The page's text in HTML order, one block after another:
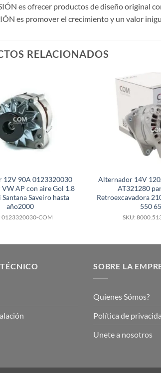
es ofrecer productos de diseño original
es promover el crecimiento y un valor
RELACIONADOS
12V 90A 0123320030
AP con aire Gol 1.8
Saveiro hasta
año2000
0123320030-COM
Alternador 14V
AT321280
Retroexcavadora
550
SKU:
SOBRE LA
Quienes Sómos?
Política de
Unete a nosotros